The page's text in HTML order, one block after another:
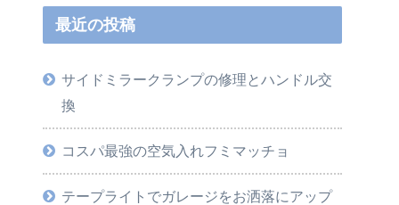
最近の投稿
サイドミラークランプの修理とハンドル交
換
コスパ最強の空気入れフミマッチョ
テープライトでガレージをお洒落にアップ